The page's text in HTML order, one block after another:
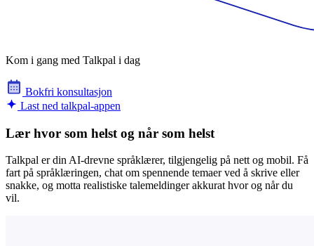
Kom i gang med Talkpal i dag
Bokfri konsultasjon
Last ned talkpal-appen
Lær hvor som helst og når som helst
Talkpal er din AI-drevne språklærer, tilgjengelig på nett og mobil. Få
fart på språklæringen, chat om spennende temaer ved å skrive eller
snakke, og motta realistiske talemeldinger akkurat hvor og når du
vil.